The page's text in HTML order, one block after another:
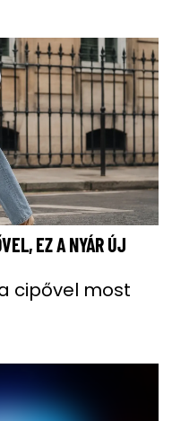
EZ A NYÁR ÚJ
cipővel most